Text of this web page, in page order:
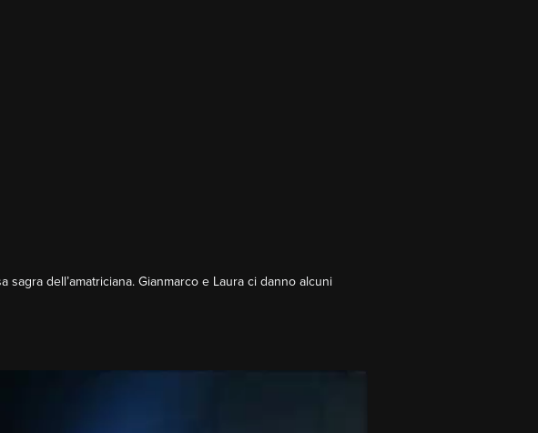
dell’amatriciana. Gianmarco e Laura ci danno alcuni